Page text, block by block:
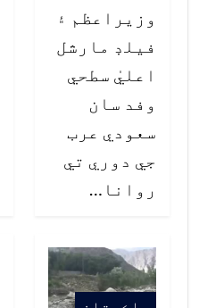
وزيراعظم ۽
فيلڊ مارشل
اعليٰ سطحي
وفد سان
سعودي عرب
جي دوري تي
روانا…